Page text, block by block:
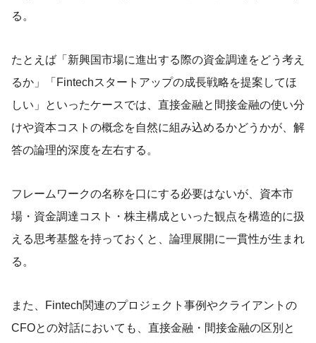
る。
たとえば「新興国市場に進出する際の資金調達をどう考え
るか」「Fintechスタートアップの成長戦略を提案してほ
しい」といったケースでは、直接金融と間接金融の使い分
けや資本コストの概念を自然に組み込めるかどうかが、解
答の論理的深度を左右する。
フレームワークの名称を口にする必要はないが、資本市
場・資金調達コスト・株主構成といった観点を構造的に扱
える思考基盤を持っておくと、論理展開に一貫性が生まれ
る。
また、Fintech関連のプロジェクト事例やクライアントの
CFOとの対話においても、直接金融・間接金融の区別と